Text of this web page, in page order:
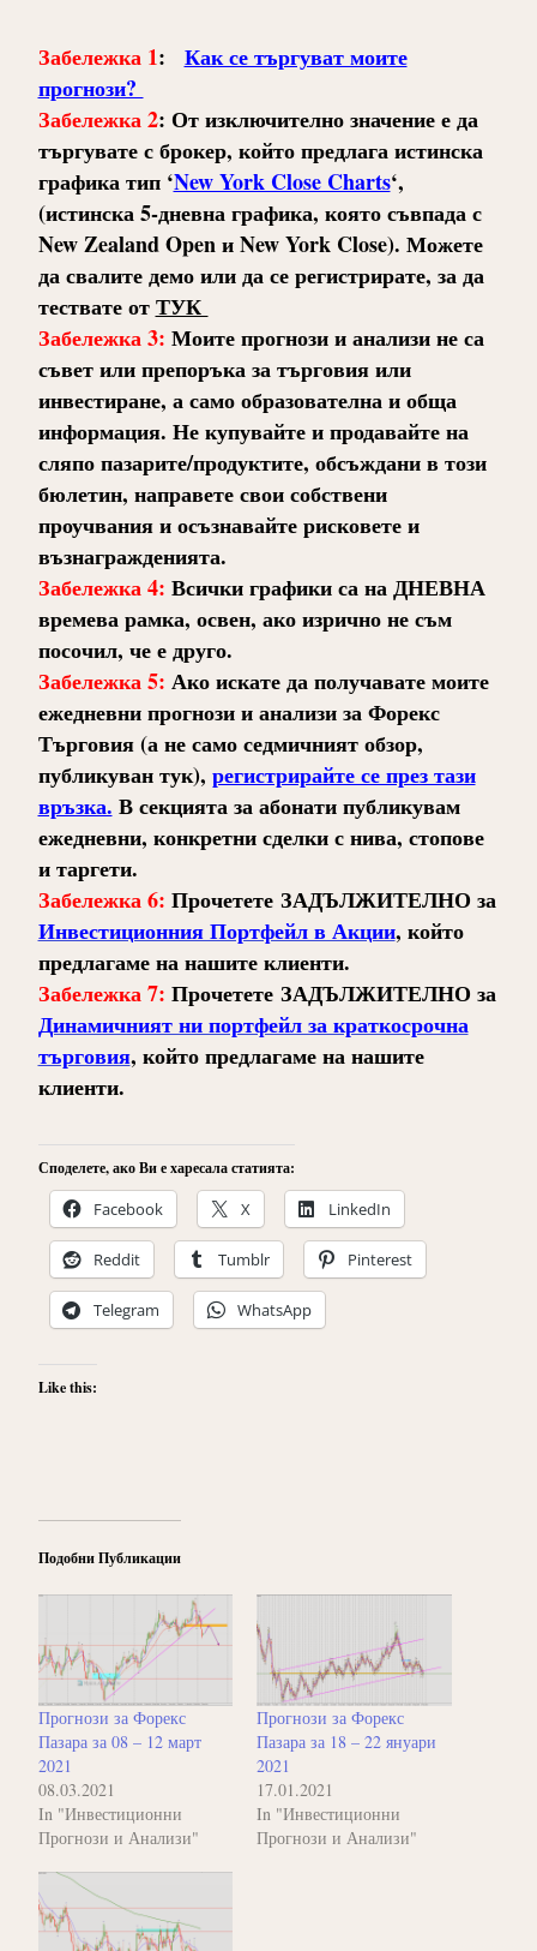
Забележка 1: Как се търгуват моите
прогнози?
Забележка 2: От изключително значение е да
търгувате с брокер, който предлага истинска
графика тип ‘New York Close Charts‘,
(истинска 5-дневна графика, която съвпада с
New Zealand Open и New York Close). Можете
да свалите демо или да се регистрирате, за да
тествате отТУК
Забележка 3: Моите прогнози и анализи не са
съвет или препоръка за търговия или
инвестиране, а само образователна и обща
информация. Не купувайте и продавайте на
сляпо пазарите/продуктите, обсъждани в този
бюлетин, направете свои собствени
проучвания и осъзнавайте рисковете и
възнагражденията.
Забележка 4: Всички графики са на ДНЕВНА
времева рамка, освен, ако изрично не съм
посочил, че е друго.
Забележка 5: Ако искате да получавате моите
ежедневни прогнози и анализи за Форекс
Търговия (а не само седмичният обзор,
публикуван тук), регистрирайте се през тази
връзка. В секцията за абонати публикувам
ежедневни, конкретни сделки с нива, стопове
и таргети.
Забележка 6: Прочетете ЗАДЪЛЖИТЕЛНО за
Инвестиционния Портфейл в Акции, който
предлагаме на нашите клиенти.
Забележка 7: Прочетете ЗАДЪЛЖИТЕЛНО за
Динамичният ни портфейл за краткосрочна
търговия, който предлагаме на нашите
клиенти.
Споделете, ако Ви е харесала статията:
Facebook X LinkedIn
Reddit Tumblr Pinterest
Telegram WhatsApp
Like this:
Подобни Публикации
Прогнози за Форекс
Пазара за 08 – 12 март
2021
08.03.2021
In "Инвестиционни
Прогнози и Анализи"
Прогнози за Форекс
Пазара за 18 – 22 януари
2021
17.01.2021
In "Инвестиционни
Прогнози и Анализи"